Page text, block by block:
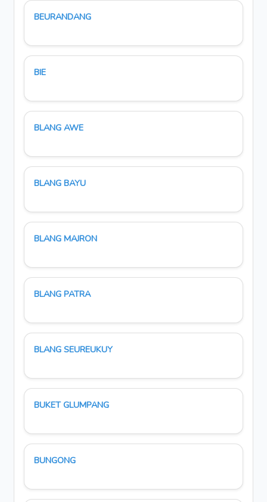
BEURANDANG
BIE
BLANG AWE
BLANG BAYU
BLANG MAJRON
BLANG PATRA
BLANG SEUREUKUY
BUKET GLUMPANG
BUNGONG